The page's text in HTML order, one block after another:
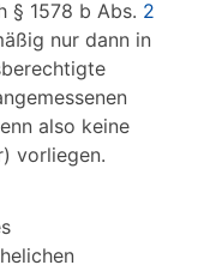
§ 1578 b Abs. 2
nur dann in
also keine
vorliegen.